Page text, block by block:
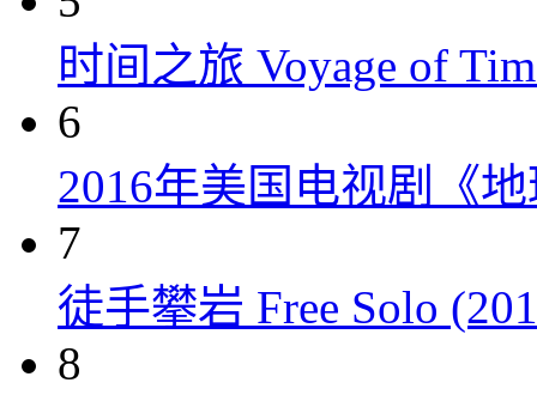
时间之旅 Voyage of
6
2016年美国电视剧《
7
徒手攀岩 Free Solo
8